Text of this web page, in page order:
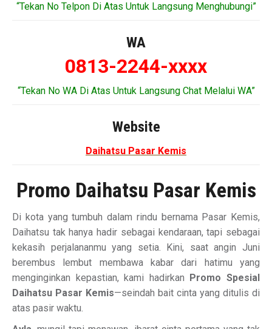
“Tekan No Telpon Di Atas Untuk Langsung Menghubungi”
WA
0813-2244-xxxx
“Tekan No WA Di Atas Untuk Langsung Chat Melalui WA”
Website
Daihatsu Pasar Kemis
Promo Daihatsu Pasar Kemis
Di kota yang tumbuh dalam rindu bernama Pasar Kemis,
Daihatsu tak hanya hadir sebagai kendaraan, tapi sebagai
kekasih perjalananmu yang setia. Kini, saat angin Juni
berembus lembut membawa kabar dari hatimu yang
menginginkan kepastian, kami hadirkan Promo Spesial
Daihatsu Pasar Kemis—seindah bait cinta yang ditulis di
atas pasir waktu.